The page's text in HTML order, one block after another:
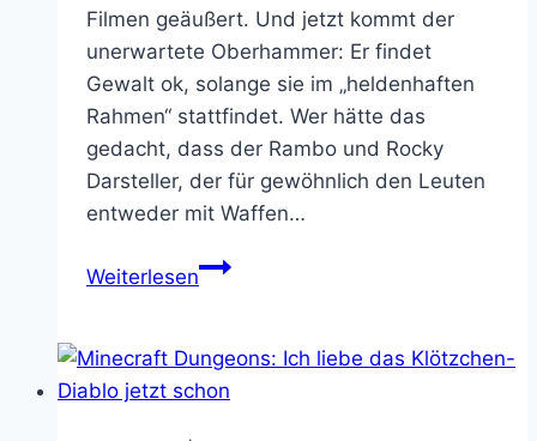
Filmen geäußert. Und jetzt kommt der
unerwartete Oberhammer: Er findet
Gewalt ok, solange sie im „heldenhaften
Rahmen“ stattfindet. Wer hätte das
gedacht, dass der Rambo und Rocky
Darsteller, der für gewöhnlich den Leuten
entweder mit Waffen…
WeiterlesenSurprise!
steht
auf